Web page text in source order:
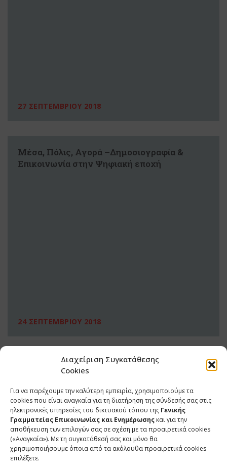
Διαχείριση Συγκατάθεσης
Cookies
Για να παρέχουμε την καλύτερη εμπειρία, χρησιμοποιούμε τα
cookies που είναι αναγκαία για τη διατήρηση της σύνδεσής σας στις
ηλεκτρονικές υπηρεσίες του δικτυακού τόπου της Γενικής
Γραμματείας Επικοινωνίας και Ενημέρωσης και για την
αποθήκευση των επιλογών σας σε σχέση με τα προαιρετικά cookies
(«Αναγκαία»). Με τη συγκατάθεσή σας και μόνο θα
χρησιμοποιήσουμε όποια από τα ακόλουθα προαιρετικά cookies
επιλέξετε.
27 ΣΕΠΤΕΜΒΡΙΟΥ 2018
Μέσα, Πόλις, Αγορά –Δημοσιογραφία &
Επικοινωνία στην Ψηφιακή εποχή
24 ΣΕΠΤΕΜΒΡΙΟΥ 2018
ΕΠΙΚΟΙΝΩΝΙΑ
Φραγκούδη 11 & Αλεξάνδρου Πάντου